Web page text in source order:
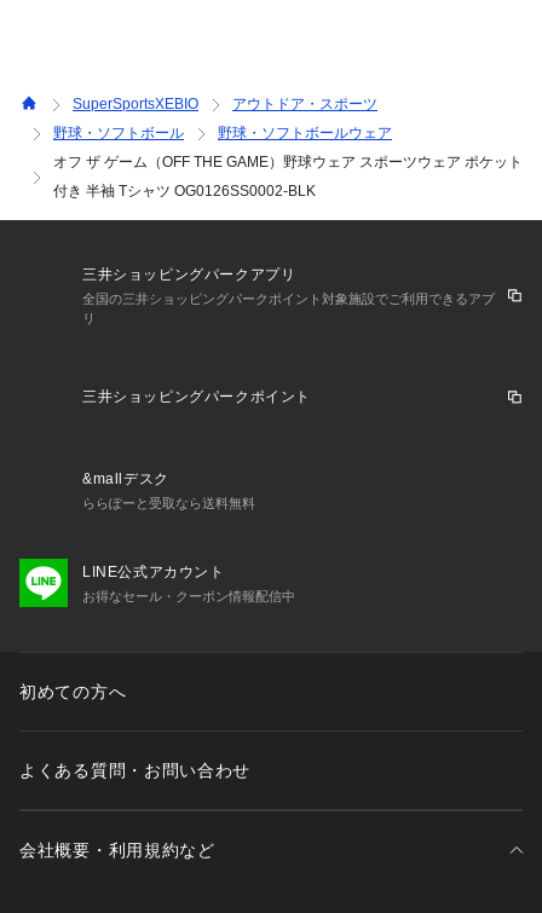
O 野球 BASEBALL ベースボール 野球用品 野球ウェア ベース
ボールウェア ウェア Tシャツ Men's Mens メンズ めんず 男性
Tシャツ OG0126SS0002-BLK OG0126SS0002 BLK オフザ
ゲーム 吸汗速乾 吸汗 速乾 抗菌 ストレッチ 半袖 練習 トレー
SuperSportsXEBIO
アウトドア・スポーツ
野球・ソフトボール
野球・ソフトボールウェア
オフ ザ ゲーム（OFF THE GAME）野球ウェア スポーツウェア ポケット
付き 半袖 Tシャツ OG0126SS0002-BLK
三井ショッピングパークアプリ
全国の三井ショッピングパークポイント対象施設でご利用できるアプ
リ
三井ショッピングパークポイント
&mallデスク
ららぽーと受取なら送料無料
LINE公式アカウント
お得なセール・クーポン情報配信中
初めての方へ
よくある質問・お問い合わせ
会社概要・利用規約など